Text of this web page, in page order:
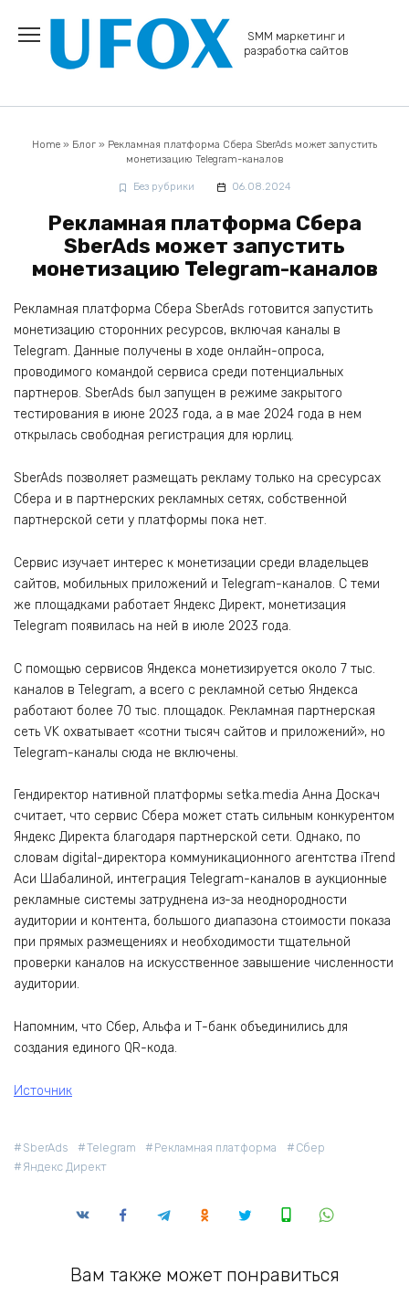
содержанию
SMM маркетинг и
разработка сайтов
Home » Блог » Рекламная платформа Сбера SberAds может запустить
монетизацию Telegram-каналов
Без рубрики 06.08.2024
Рекламная платформа Сбера
SberAds может запустить
монетизацию Telegram-каналов
Рекламная платформа Сбера SberAds готовится запустить
монетизацию сторонних ресурсов, включая каналы в
Telegram. Данные получены в ходе онлайн-опроса,
проводимого командой сервиса среди потенциальных
партнеров. SberAds был запущен в режиме закрытого
тестирования в июне 2023 года, а в мае 2024 года в нем
открылась свободная регистрация для юрлиц.
SberAds позволяет размещать рекламу только на сресурсах
Сбера и в партнерских рекламных сетях, собственной
партнерской сети у платформы пока нет.
Сервис изучает интерес к монетизации среди владельцев
сайтов, мобильных приложений и Telegram-каналов. С теми
же площадками работает Яндекс Директ, монетизация
Telegram появилась на ней в июле 2023 года.
С помощью сервисов Яндекса монетизируется около 7 тыс.
каналов в Telegram, а всего с рекламной сетью Яндекса
работают более 70 тыс. площадок. Рекламная партнерская
сеть VK охватывает «сотни тысяч сайтов и приложений», но
Telegram-каналы сюда не включены.
Гендиректор нативной платформы setka.media Анна Доскач
считает, что сервис Сбера может стать сильным конкурентом
Яндекс Директа благодаря партнерской сети. Однако, по
словам digital-директора коммуникационного агентства iTrend
Аси Шабалиной, интеграция Telegram-каналов в аукционные
рекламные системы затруднена из-за неоднородности
аудитории и контента, большого диапазона стоимости показа
при прямых размещениях и необходимости тщательной
проверки каналов на искусственное завышение численности
аудитории.
Напомним, что Сбер, Альфа и Т-банк объединились для
создания единого QR-кода.
Источник
SberAds Telegram Рекламная платформа
Сбер
Яндекс Директ
Вам также может понравиться